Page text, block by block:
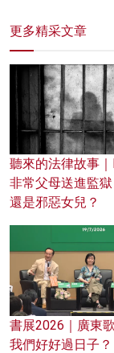
更多精采文章
聽來的法律故事
非常父母送進監
還是邪惡女兒？
書展2026｜廣東
我們好好過日子？